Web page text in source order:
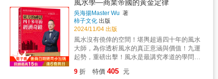
之道瞭如指掌，可以名自為謀，不煩再求教於
自誤誤人之俗地師矣。
風水學—商業帝國的黃金定律
吳海揚Master Wu 著
柿子文化 出版
2024/11/04 出版
風水沒有僥倖的空間！堪輿超過四十年的風水
大師，為你透析風水的真正意涵與價值！九運
起勢，重磅出擊！風水是最講究孝道的學問；
間……吳海揚老師將更深入探討玄空風水的內
9 折 特價 405 元